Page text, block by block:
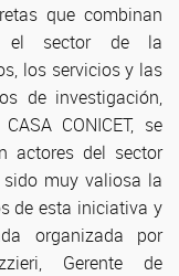
que combinan
el sector de la
los servicios y las
de investigación,
CONICET, se
actores del sector
muy valiosa la
de esta iniciativa y
organizada por
Gerente de